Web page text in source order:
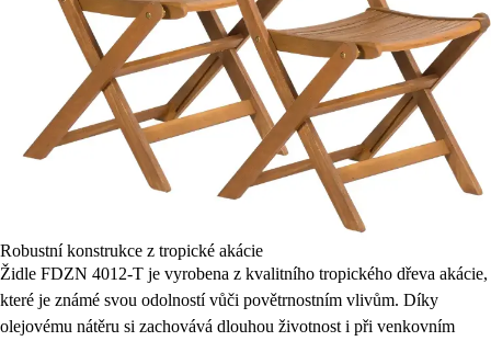
Robustní konstrukce z tropické akácie
Židle FDZN 4012-T je vyrobena z kvalitního tropického dřeva akácie,
které je známé svou odolností vůči povětrnostním vlivům. Díky
olejovému nátěru si zachovává dlouhou životnost i při venkovním